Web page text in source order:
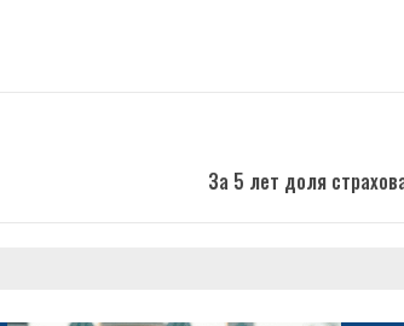
За 5 лет доля